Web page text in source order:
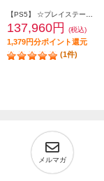
【PS5】 ☆プレイステーション5 Pro本体（N）
137,960円 (税込)
1,379円分ポイント還元
(1件)
メルマガ